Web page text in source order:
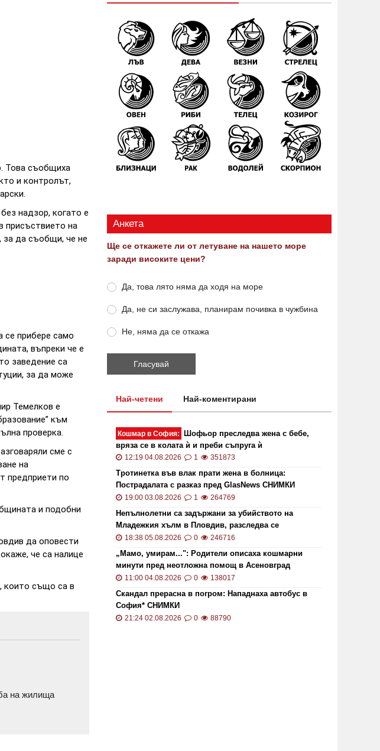
Това съобщиха
и контролът,
надзор, когато е
присъствието на
за да съобщи, че не
се прибере само
въпреки че е
заведение са
за да може
Темелков е
към
проверка.
сме с
на
предприети по
и подобни
да оповести
че са налице
които също са в
на жилища
Анкета
Ще се откажете ли от летуване на нашето море
заради високите цени?
Да, това лято няма да ходя на море
Да, не си заслужава, планирам почивка в чужбина
Не, няма да се откажа
Най-четени Най-коментирани
Кошмар в София:
Шофьор преследва жена с бебе,
вряза се в колата ѝ и преби съпруга ѝ
12:19 04.08.2026 1 351873
Тротинетка във влак прати жена в болница:
Пострадалата с разказ пред GlasNews СНИМКИ
19:00 03.08.2026 1 264769
Непълнолетни са задържани за убийството на
Младежкия хълм в Пловдив, разследва се
хомофобски мотив
18:38 05.08.2026 0 246716
„Мамо, умирам...": Родители описаха кошмарни
минути пред неотложна помощ в Асеновград
11:00 04.08.2026 0 138017
Скандал прерасна в погром: Нападнаха автобус в
София* СНИМКИ
21:24 02.08.2026 0 88790